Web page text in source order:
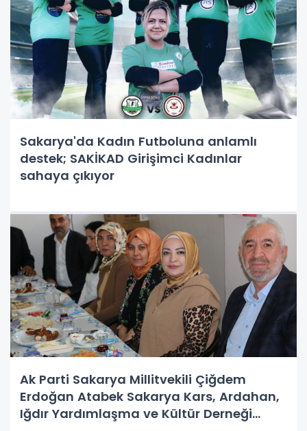
Sakarya'da Kadın Futboluna anlamlı
destek; SAKİKAD Girişimci Kadınlar
sahaya çıkıyor
Ak Parti Sakarya Millitvekili Çiğdem
Erdoğan Atabek Sakarya Kars, Ardahan,
Iğdır Yardımlaşma ve Kültür Derneği